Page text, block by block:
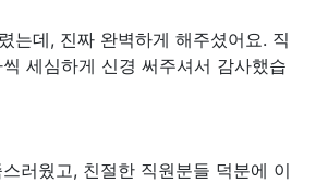
는데, 진짜 완벽하게 해주셨어요. 직
세심하게 신경 써주셔서 감사했습
러웠고, 친절한 직원분들 덕분에 이